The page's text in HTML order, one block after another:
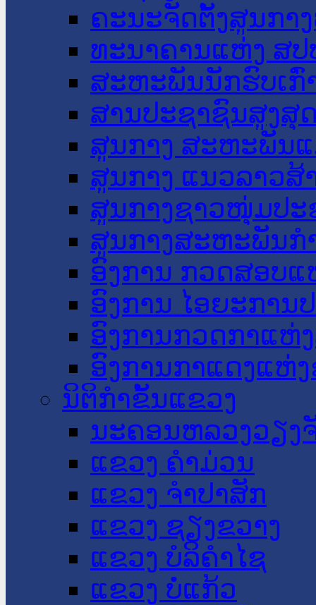
ຄະນະຈັດຕັ້ງສູນກາ
ທະນາຄານແຫ່ງ ສປ
ສະຫະພັນນັກຮົບເກົ່
ສານປະຊາຊົນສູງສຸ
ສູນກາງ ສະຫະພັນ
ສູນກາງ ແນວລາວສ້
ສູນກາງຊາວໜຸ່ມປະ
ສູນກາງສະຫະພັນກ
ອົງການ ກວດສອບແ
ອົງການ ໄອຍະການ
ອົງການກວດກາແຫ່
ອົງການກາແດງແຫ່
ນິຕິກໍາຂັ້ນແຂວງ
ນະ​ຄອນ​ຫລວງວຽງ
ແຂວງ ຄໍາມ່ວນ
ແຂວງ ຈໍາປາສັກ
ແຂວງ ຊຽງຂວາງ
ແຂວງ ບໍລິຄໍາໄຊ
ແຂວງ ບໍ່ແກ້ວ